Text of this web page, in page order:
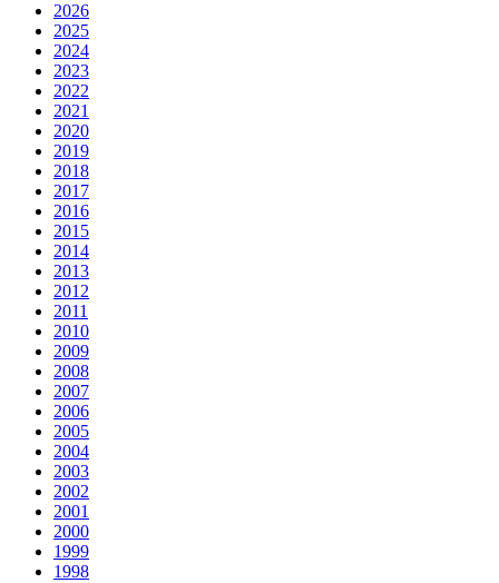
2026
2025
2024
2023
2022
2021
2020
2019
2018
2017
2016
2015
2014
2013
2012
2011
2010
2009
2008
2007
2006
2005
2004
2003
2002
2001
2000
1999
1998